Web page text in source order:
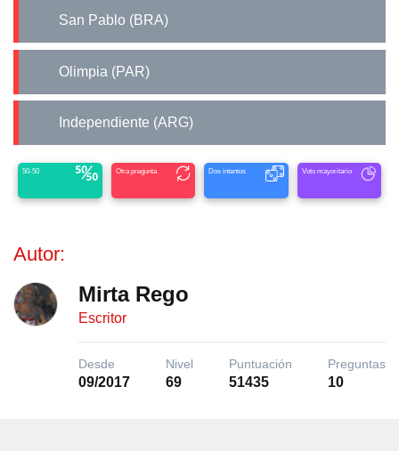
San Pablo (BRA)
Olimpia (PAR)
Independiente (ARG)
50-50 Otra pregunta Dos intentos Voto mayoritario
Autor:
Mirta Rego
Escritor
Desde
09/2017
Nivel
69
Puntuación
51435
Preguntas
10